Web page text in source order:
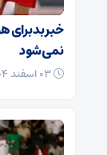
خبر بد برای
نمی‌شود